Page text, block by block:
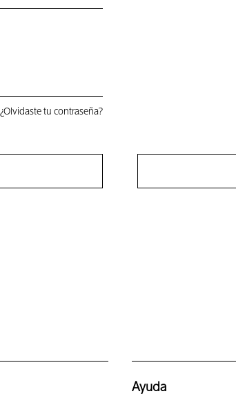
¿Olvidaste tu contraseña?
Ayuda